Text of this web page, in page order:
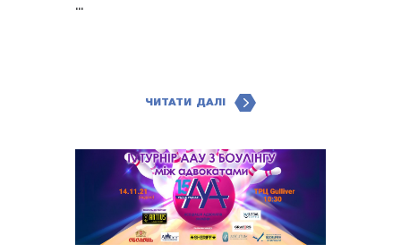
...
ЧИТАТИ ДАЛІ